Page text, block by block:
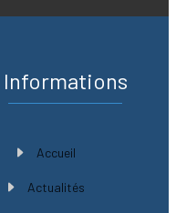
Informations
Accueil
Actualités